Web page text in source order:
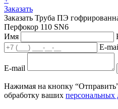
Заказать
Заказать Труба ПЭ
Перфокор 110 SN6
Имя
E-
E-mail
Нажимая на кнопку
обработку ваших персональных